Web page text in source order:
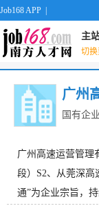
Job168 APP
主
切
广州
国有企
广州高速运营管理
段）S2、从莞深高
通”为企业宗旨，